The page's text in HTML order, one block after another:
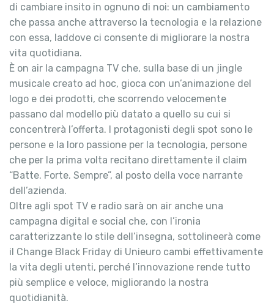
di cambiare insito in ognuno di noi: un cambiamento
che passa anche attraverso la tecnologia e la relazione
con essa, laddove ci consente di migliorare la nostra
vita quotidiana.
È on air la campagna TV che, sulla base di un jingle
musicale creato ad hoc, gioca con un’animazione del
logo e dei prodotti, che scorrendo velocemente
passano dal modello più datato a quello su cui si
concentrerà l’offerta. I protagonisti degli spot sono le
persone e la loro passione per la tecnologia, persone
che per la prima volta recitano direttamente il claim
“Batte. Forte. Sempre”, al posto della voce narrante
dell’azienda.
Oltre agli spot TV e radio sarà on air anche una
campagna digital e social che, con l’ironia
caratterizzante lo stile dell’insegna, sottolineerà come
il Change Black Friday di Unieuro cambi effettivamente
la vita degli utenti, perché l’innovazione rende tutto
più semplice e veloce, migliorando la nostra
quotidianità.